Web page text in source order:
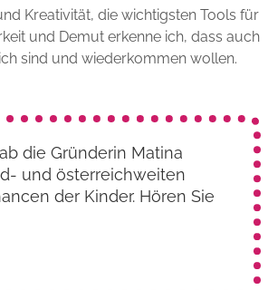
Kreativität, die wichtigsten Tools für
und Demut erkenne ich, dass auch
sind und wiederkommen wollen.
die Gründerin Matina
und österreich­weiten
der Kinder. Hören Sie